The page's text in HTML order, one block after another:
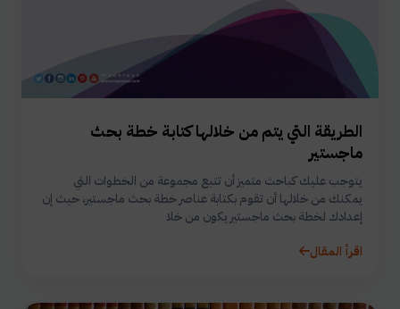
الطريقة التي يتم من خلالها كتابة خطة بحث
ماجستير
يتوجب عليك كباحث متميز أن تتبع مجموعة من الخطوات التي
يمكنك من خلالها أن تقوم بكتابة عناصر خطة بحث ماجستير، حيث إن
إعدادك لخطة بحث ماجستير يكون من خلا
اقرأ المقال